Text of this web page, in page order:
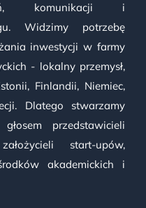
komunikacji i
Widzimy potrzebę
inwestycji w farmy
- lokalny przemysł,
Finlandii, Niemiec,
Dlatego stwarzamy
przedstawicieli
start-upów,
akademickich i